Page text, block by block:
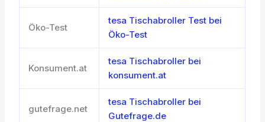
Öko-Test
tesa Tischabroller Test bei
Öko-Test
Konsument.at
tesa Tischabroller bei
konsument.at
gutefrage.net
tesa Tischabroller bei
Gutefrage.de